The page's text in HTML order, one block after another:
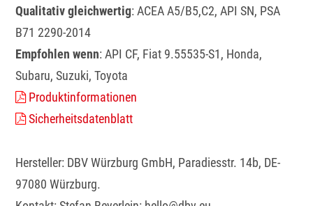
Qualitativ gleichwertig: ACEA A5/B5,C2, API SN, PSA
B71 2290-2014
Empfohlen wenn: API CF, Fiat 9.55535-S1, Honda,
Subaru, Suzuki, Toyota
Produktinformationen
Sicherheitsdatenblatt
Hersteller: DBV Würzburg GmbH, Paradiesstr. 14b, DE-
97080 Würzburg.